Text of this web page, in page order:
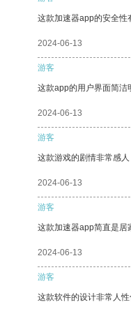
这款加速器app的安全性
2024-06-13
游客
这款app的用户界面简洁
2024-06-13
游客
这款游戏的剧情非常感人
2024-06-13
游客
这款加速器app简直是居
2024-06-13
游客
这款软件的设计非常人性